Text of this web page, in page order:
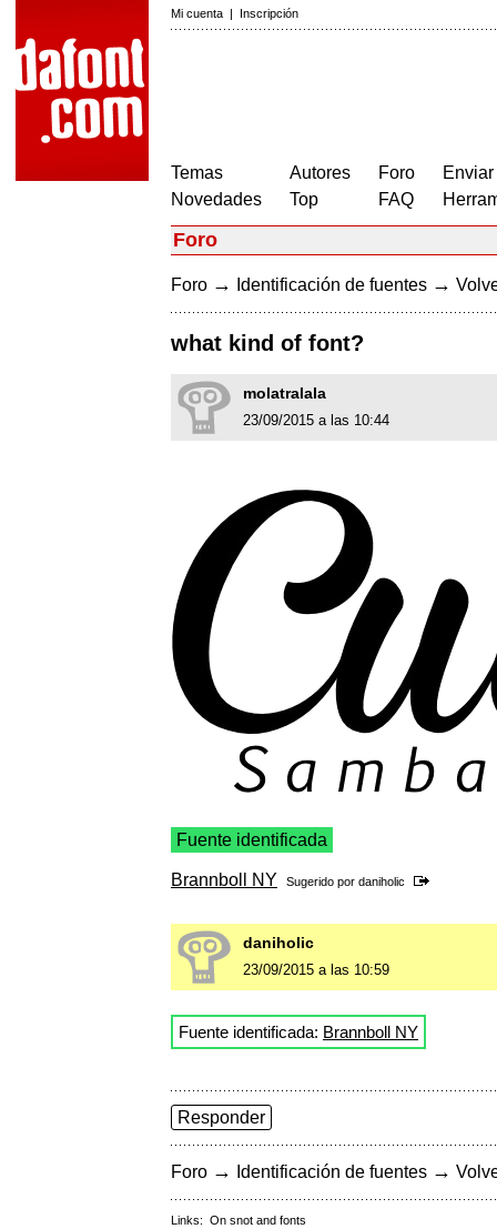
Mi cuenta | Inscripción
Temas
Novedades
Autores
Top
Foro
FAQ
Foro
Foro → Identificación de fuentes →
what kind of font?
molatralala
23/09/2015 a las 10:44
Fuente identificada
Brannboll NY Sugerido por daniholic
daniholic
23/09/2015 a las 10:59
Fuente identificada: Brannboll NY
Responder
Foro → Identificación de fuentes →
Links: On snot and fonts